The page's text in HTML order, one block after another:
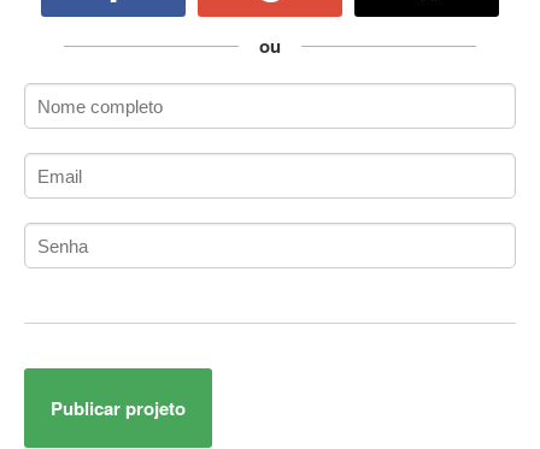
Ada
Adianti Framework
ADK
Administração
Administração de Artistas e Repertórios
Administração de Redes
Administração PostgreSQL
ADO.NET Entity Framework
ou
Publicar projeto